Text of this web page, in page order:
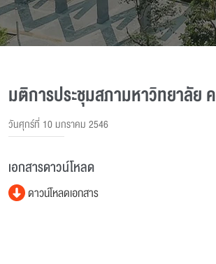
มติการประชุมสภามหาวิทยาลัย
วันศุกร์ที่ 10 มกราคม 2546
เอกสารดาวน์โหลด
ดาวน์โหลดเอกสาร